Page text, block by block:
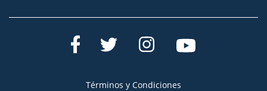
Términos y Condiciones